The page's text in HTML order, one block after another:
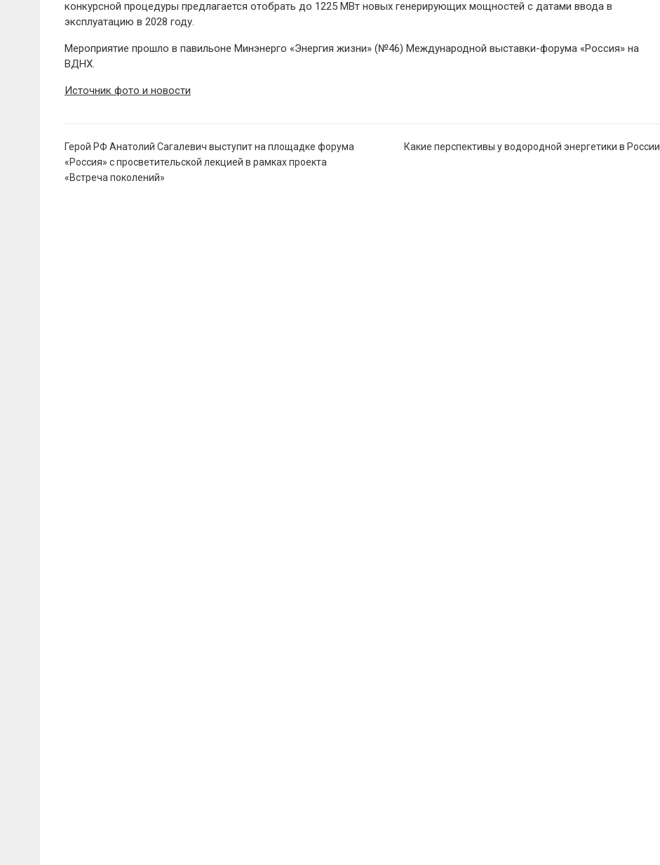
конкурсной процедуры предлагается отобрать до 1225 МВт новых генерирующих мощностей с датами ввода в
эксплуатацию в 2028 году.
Мероприятие прошло в павильоне Минэнерго «Энергия жизни» (№46) Международной выставки-форума «Россия» на
ВДНХ.
Источник фото и новости
Навигация
по
записям
Герой РФ Анатолий Сагалевич выступит на площадке форума
«Россия» с просветительской лекцией в рамках проекта
«Встреча поколений»
Какие перспективы у водородной энергетики в России